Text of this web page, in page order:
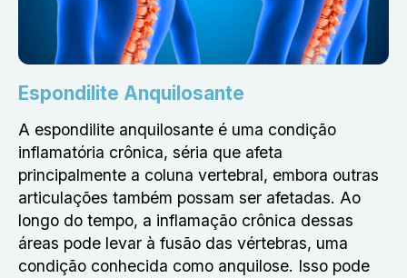
Espondilite Anquilosante
A espondilite anquilosante é uma condição
inflamatória crônica, séria que afeta
principalmente a coluna vertebral, embora outras
articulações também possam ser afetadas. Ao
longo do tempo, a inflamação crônica dessas
áreas pode levar à fusão das vértebras, uma
condição conhecida como anquilose. Isso pode